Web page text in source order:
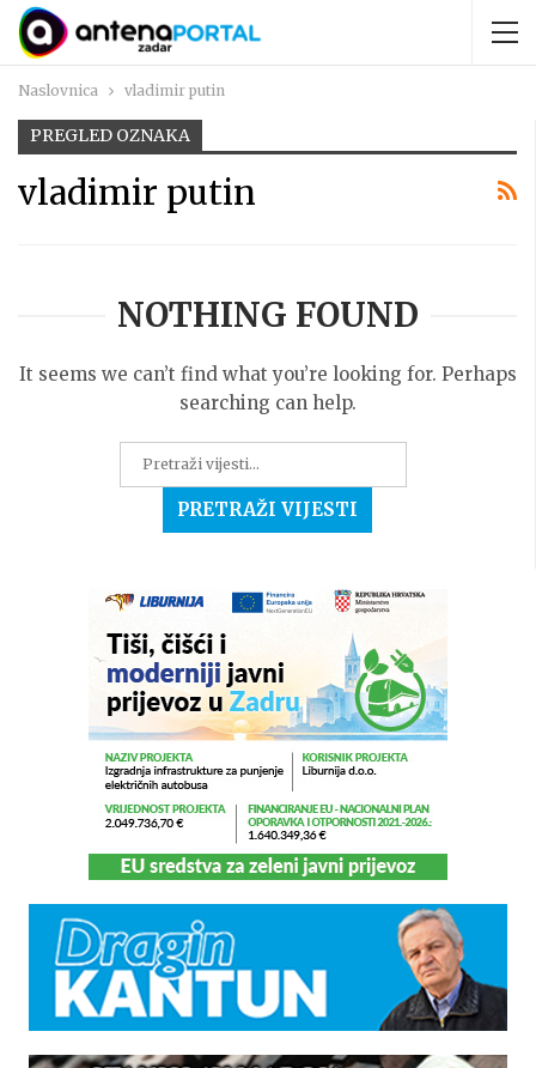
Naslovnica vladimir putin
PREGLED OZNAKA
vladimir putin
NOTHING FOUND
It seems we can’t find what you’re looking for. Perhaps
searching can help.